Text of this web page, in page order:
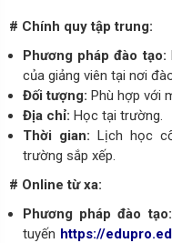
# Chính quy tập trung:
Phương pháp đào tạo:
của giảng viên tại nơi
Đối tượng: Phù hợp với
Địa chỉ: Học tại trường.
Thời gian: Lịch học
trường sắp xếp.
# Online từ xa:
Phương pháp đào tạo:
tuyến https://